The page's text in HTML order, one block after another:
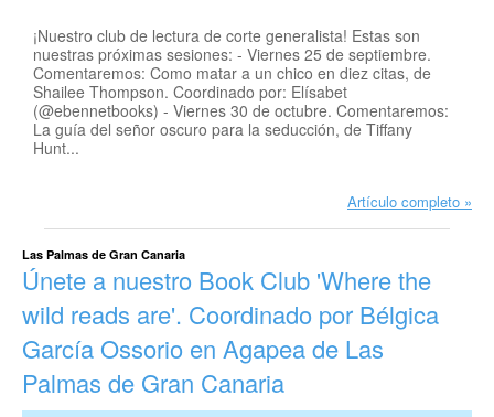
¡Nuestro club de lectura de corte generalista! Estas son
nuestras próximas sesiones: - Viernes 25 de septiembre.
Comentaremos: Como matar a un chico en diez citas, de
Shailee Thompson. Coordinado por: Elísabet
(@ebennetbooks) - Viernes 30 de octubre. Comentaremos:
La guía del señor oscuro para la seducción, de Tiffany
Hunt...
Artículo completo
Las Palmas de Gran Canaria
Únete a nuestro Book Club 'Where the
wild reads are'. Coordinado por Bélgica
García Ossorio en Agapea de Las
Palmas de Gran Canaria